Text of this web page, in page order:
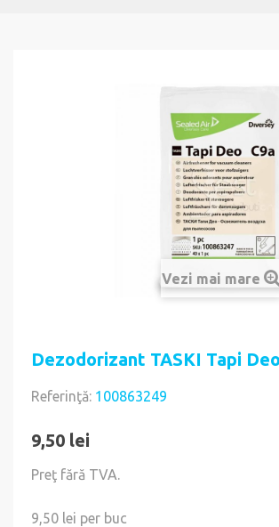
Vezi mai mare
Dezodorizant TASKI Tapi
Referinţă: 100863249
9,50 lei
Preţ fără TVA.
9,50 lei per buc